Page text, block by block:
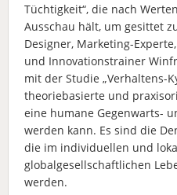
Tüchtigkeit“, die nach
Ausschau hält, um gesittet
Designer, Marketing-
und Innovationstrainer
mit der Studie „Verhaltens-
theoriebasierte und
eine humane Gegenwarts-
werden kann. Es sind die
die im individuellen und
globalgesellschaftlichen
werden.